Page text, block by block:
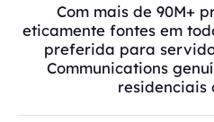
Com mais de 90M+
eticamente fontes em
preferida para
Communications
residenciais